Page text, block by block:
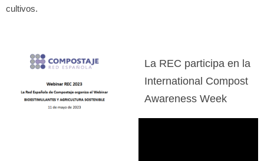
cultivos.
La REC participa en la
International Compost
Awareness Week